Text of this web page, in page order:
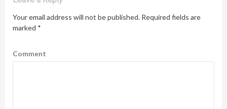
Your email address will not be published. Required fields are
marked *
Comment